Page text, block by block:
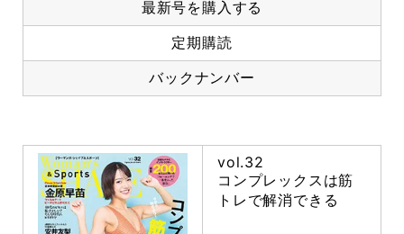
最新号を購入する
定期購読
バックナンバー
vol.32
コンプレックスは筋
トレで解消できる